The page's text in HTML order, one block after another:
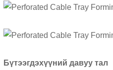
Бүтээгдэхүүний давуу тал